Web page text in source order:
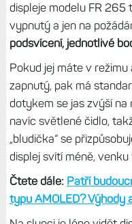
displeje modelu FR 265
vypnutý a jen na
podsvícení, jednotlivé
Pokud jej máte v
zapnutý, pak má
dotykem se jas zvýší na
navíc světlené čidlo,
„bludička“ se
displej svítí méně, venku
Čtete dále: Patří
typu AMOLED? Výhody